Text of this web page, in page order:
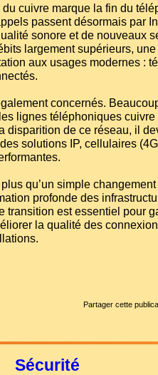
cuivre marque la fin du
passent désormais par
sonore et de nouveaux
largement supérieurs,
aux usages modernes :
concernés.
lignes téléphoniques cuivre
disparition de ce réseau, il
solutions IP, cellulaires
qu’un simple changement
profonde des
transition est essentiel pour
la qualité des
Partager cette
Sécurité